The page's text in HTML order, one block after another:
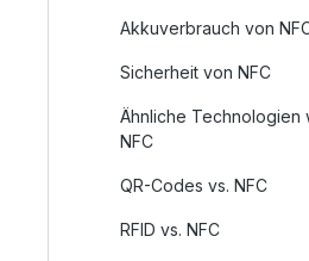
Akkuverbrauch von
Sicherheit von NFC
Ähnliche Technologien
NFC
QR-Codes vs. NFC
RFID vs. NFC